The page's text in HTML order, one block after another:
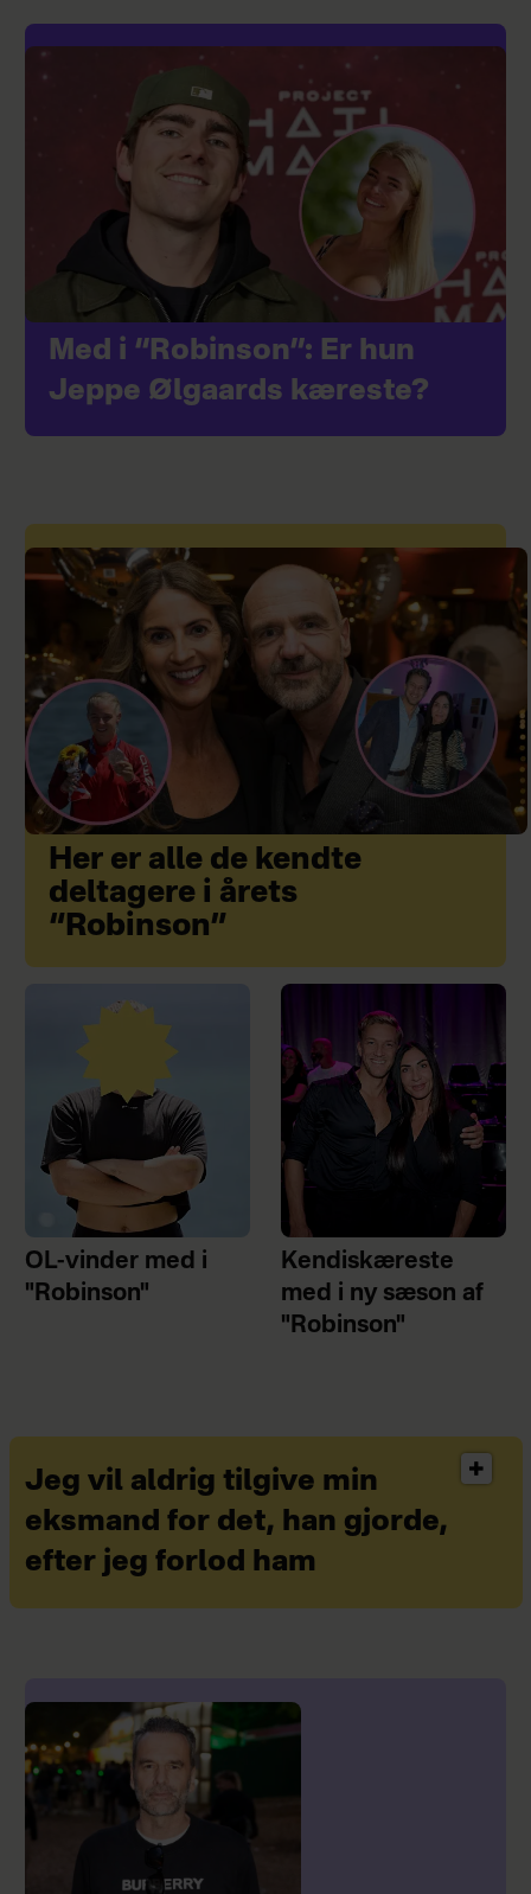
Med i “Robinson”: Er hun
Jeppe Ølgaards kæreste?
Her er alle de kendte
deltagere i årets
“Robinson”
OL-vinder med i
"Robinson"
Kendiskæreste
med i ny sæson af
"Robinson"
Jeg vil aldrig tilgive min
eksmand for det, han gjorde,
efter jeg forlod ham